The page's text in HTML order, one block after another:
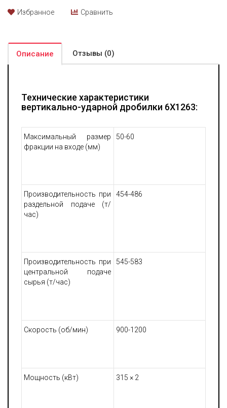
Среди отличительных характеристик установки 6X1263 -
возникновения неисправностей. При проведении работ по
сервисному обслуживанию подъем отдельных элементов не
требует значительных усилий и привлечения тяжелой
Избранное Сравнить
Описание Отзывы (0)
Технические характеристики
вертикально-ударной дробилки 6X1263:
Максимальный размер
фракции на входе (мм)
50-60
Производительность при
раздельной подаче (т/
час)
454-486
Производительность при
центральной подаче
сырья (т/час)
545-583
Скорость (об/мин) 900-1200
Мощность (кВт) 315 × 2